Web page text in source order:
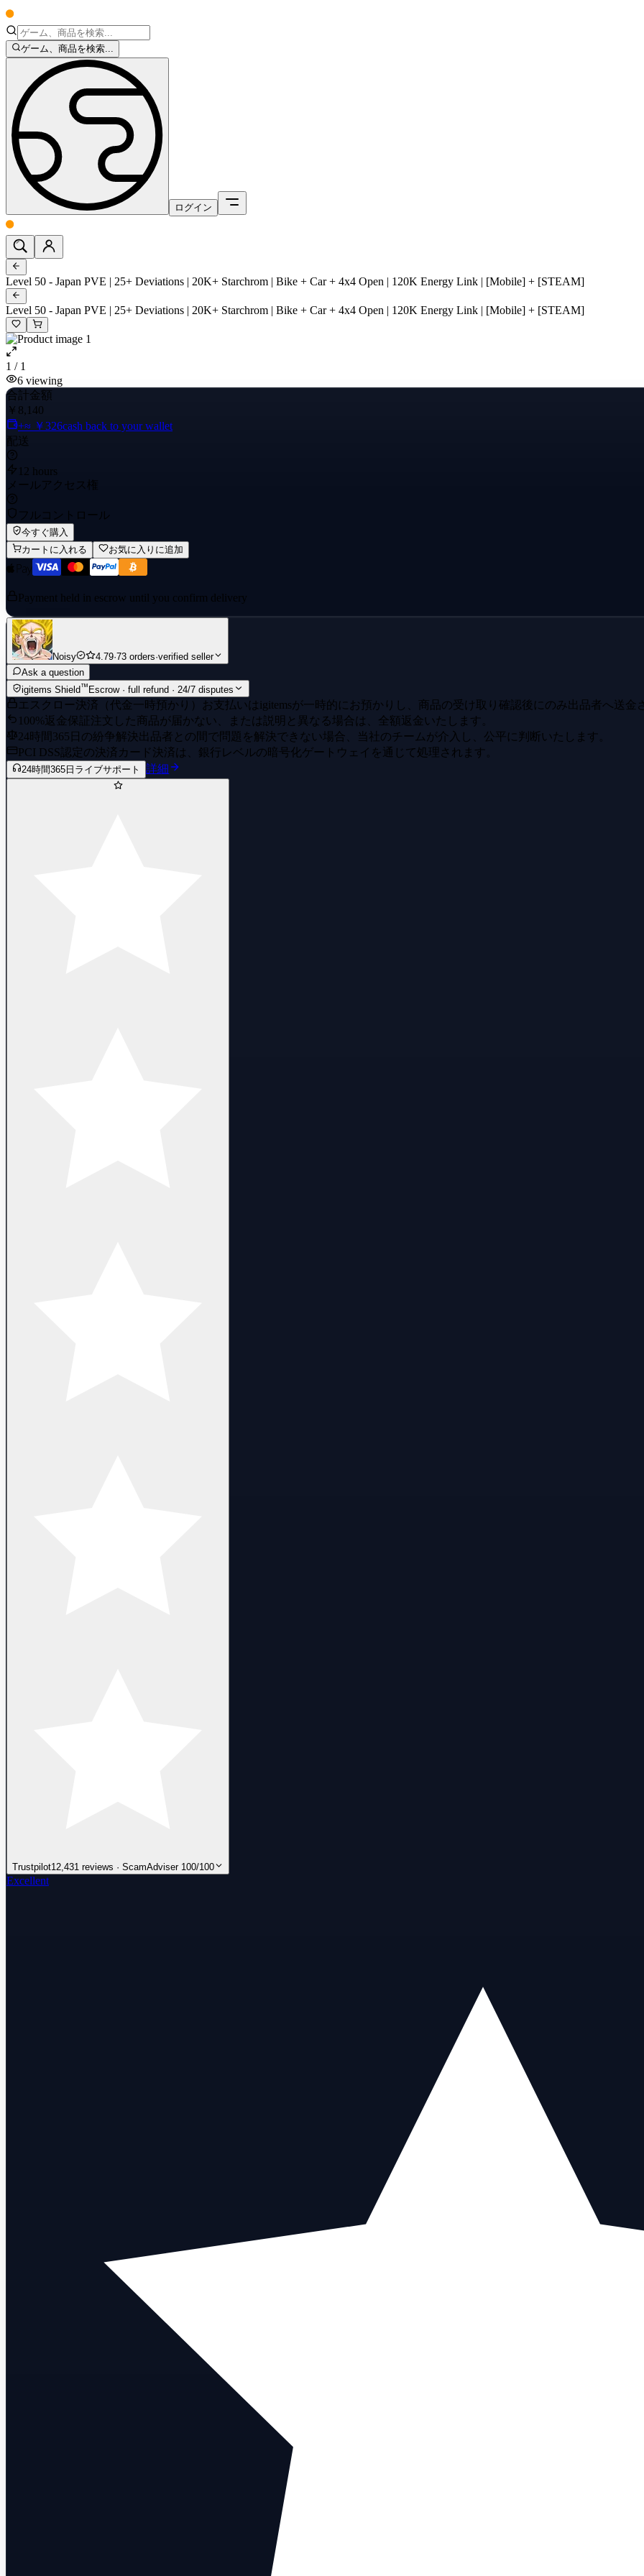
ゲーム、商品を検索...
ログイン
Level 50 - Japan PVE | 25+ Deviations | 20K+ Starchrom | Bike + Car + 4x4 Open | 120K Energy Link | [Mobile] + [STEAM]
Level 50 - Japan PVE | 25+ Deviations | 20K+ Starchrom | Bike + Car + 4x4 Open | 120K Energy Link | [Mobile] + [STEAM]
1 / 1
6 viewing
合計金額
￥8,140
+≈ ￥326cash back to your wallet
配送
12 hours
メールアクセス権
フルコントロール
今すぐ購入
カートに入れる
お気に入りに追加
Payment held in escrow until you confirm delivery
Noisy 4.79·73 orders·verified seller
Ask a question
igitems Shield™ Escrow · full refund · 24/7 disputes
エスクロー決済（代金一時預かり）
お支払いはigitemsが一時的にお預かりし、商品の受け取り確認後にのみ出品者へ送金
100%返金保証 注文した商品が届かない、または説明と異なる場合は、全額返金いたします。
24時間365日の紛争解決出品者との間で問題を解決できない場合、当社のチームが介入し、公平に判断いたします。
PCI DSS認定の決済 カード決済は、銀行レベルの暗号化ゲートウェイを通じて処理されます。
24時間365日ライブサポート 詳細
Trustpilot12,431 reviews · ScamAdviser 100/100
Excellent